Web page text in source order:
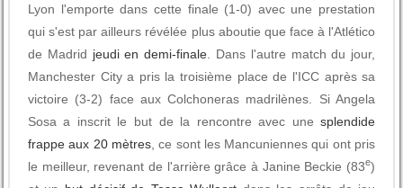
Lyon l'emporte dans cette finale (1-0) avec une prestation
qui s'est par ailleurs révélée plus aboutie que face à l'Atlético
de Madrid jeudi en demi-finale . Dans l'autre match du jour,
Manchester City a pris la troisième place de l'ICC après sa
victoire (3-2) face aux Colchoneras madrilènes. Si Angela
Sosa a inscrit le but de la rencontre avec unesplendide
frappe aux 20 mètres, ce sont les Mancuniennes qui ont pris
le meilleur, revenant de l'arrière grâce à Janine Beckie (83e)